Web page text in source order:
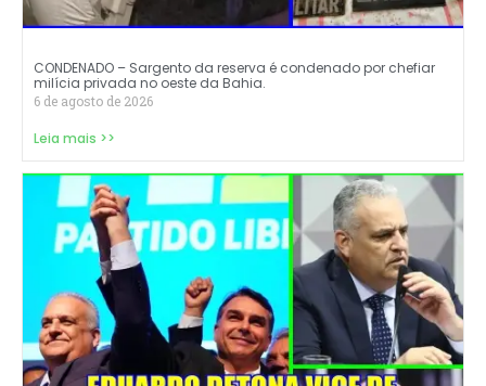
CONDENADO – Sargento da reserva é condenado por chefiar
milícia privada no oeste da Bahia.
6 de agosto de 2026
Leia mais >>